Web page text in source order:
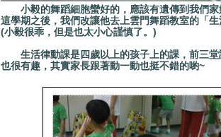
小毅的舞蹈細胞蠻好的，應該有遺傳到我們家
這學期之後，我們改讓他去上雲門舞蹈教室的「
(小毅很乖，但是也太小心謹慎了。)
生活律動課是四歲以上的孩子上的課，前三堂
也很有趣，其實家長跟著動一動也挺不錯的喲~